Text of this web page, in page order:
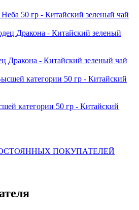
50 гр - Китайский зеленый чай
Дракона - Китайский зеленый чай
категории 50 гр - Китайский
ПОКУПАТЕЛЕЙ